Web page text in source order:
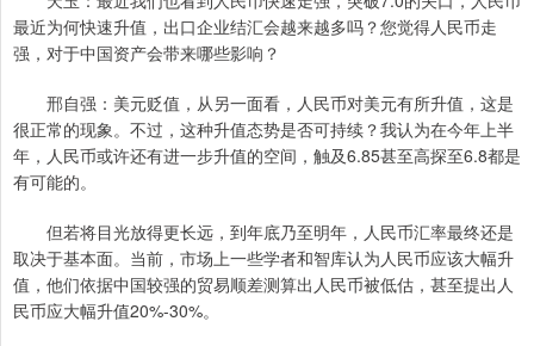
最近为何快速升值，出口企业结汇会越来越多吗？您觉得人民币走
强，对于中国资产会带来哪些影响？
邢自强：美元贬值，从另一面看，人民币对美元有所升值，这是
很正常的现象。不过，这种升值态势是否可持续？我认为在今年上半
年，人民币或许还有进一步升值的空间，触及6.85甚至高探至6.8都是
有可能的。
但若将目光放得更长远，到年底乃至明年，人民币汇率最终还是
取决于基本面。当前，市场上一些学者和智库认为人民币应该大幅升
值，他们依据中国较强的贸易顺差测算出人民币被低估，甚至提出人
民币应大幅升值20%-30%。